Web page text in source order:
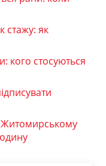
стажу: як
кого стосуються
Житомирському